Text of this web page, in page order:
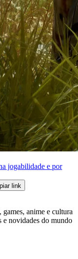
jogabilidade e por
link
anime e cultura
e novidades do mundo